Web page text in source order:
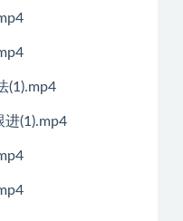
(1).mp4
(1).mp4